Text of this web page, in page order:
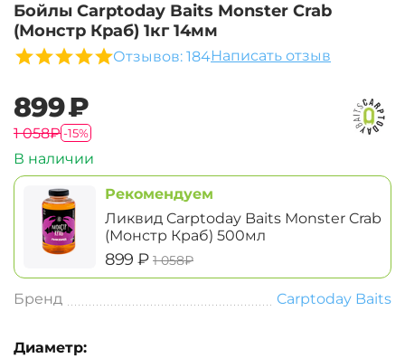
Бойлы Carptoday Baits Monster Crab
(Монстр Краб) 1кг 14мм
Отзывов: 184Написать отзыв
‍899‍₽
‍1 058‍₽-15%
В наличии
Рекомендуем
Ликвид Carptoday Baits Monster Crab
(Монстр Краб) 500мл
‍899‍ ₽ ‍1 058‍₽
Бренд Carptoday Baits
Диаметр: